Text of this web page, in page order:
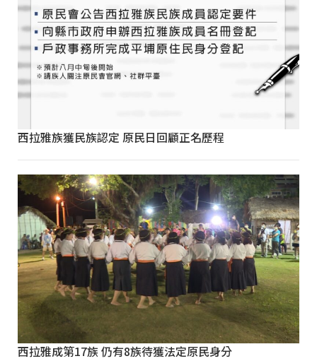
西拉雅族獲民族認定 原民日回顧正名歷程
西拉雅成第17族 仍有8族待獲法定原民身分